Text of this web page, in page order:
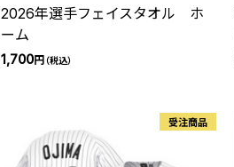
2026年選手フェイスタオル ホ
ーム
1,700円（税込）
受注商品